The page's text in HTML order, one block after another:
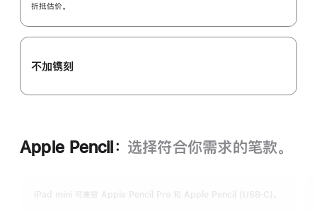
折抵估价。
不加镌刻
Apple Pencil： 选择符合你需求的笔款。